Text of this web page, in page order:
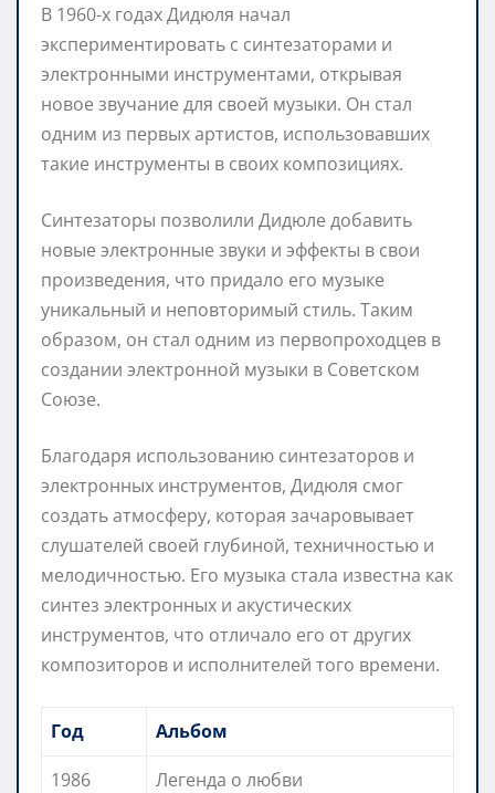
В 1960-х годах Дидюля начал
экспериментировать с синтезаторами и
электронными инструментами, открывая
новое звучание для своей музыки. Он стал
одним из первых артистов, использовавших
такие инструменты в своих композициях.
Синтезаторы позволили Дидюле добавить
новые электронные звуки и эффекты в свои
произведения, что придало его музыке
уникальный и неповторимый стиль. Таким
образом, он стал одним из первопроходцев в
создании электронной музыки в Советском
Союзе.
Благодаря использованию синтезаторов и
электронных инструментов, Дидюля смог
создать атмосферу, которая зачаровывает
слушателей своей глубиной, техничностью и
мелодичностью. Его музыка стала известна как
синтез электронных и акустических
инструментов, что отличало его от других
композиторов и исполнителей того времени.
Год
Альбом
1986
Легенда о любви